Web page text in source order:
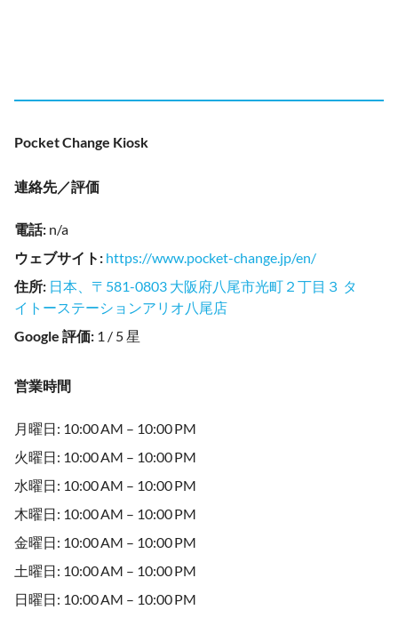
Pocket Change Kiosk
連絡先／評価
電話: n/a
ウェブサイト : https://www.pocket-change.jp/en/
住所: 日本、〒581-0803 大阪府八尾市光町２丁目３ タ
イトーステーションアリオ八尾店
Google 評価: 1 / 5 星
営業時間
月曜日: 10:00 AM – 10:00 PM
火曜日: 10:00 AM – 10:00 PM
水曜日: 10:00 AM – 10:00 PM
木曜日: 10:00 AM – 10:00 PM
金曜日: 10:00 AM – 10:00 PM
土曜日: 10:00 AM – 10:00 PM
日曜日: 10:00 AM – 10:00 PM